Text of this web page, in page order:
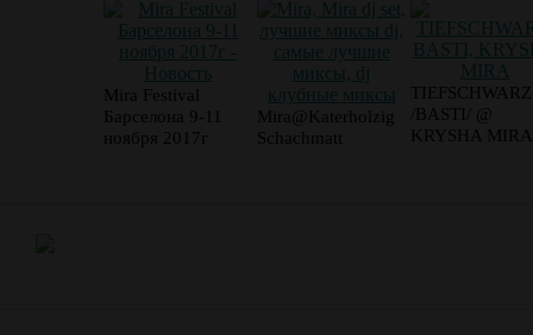
Mira Festival
Барселона 9-11
ноября 2017г
Mira@Katerholzig
Schachmatt
TIEFSCHWARZ
/BASTI/ @
KRYSHA MIRA